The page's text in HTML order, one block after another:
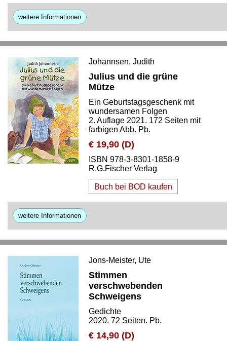
weitere Informationen
Johannsen, Judith
Julius und die grüne
Mütze
Ein Geburtstagsgeschenk mit
wundersamen Folgen
2. Auflage 2021. 172 Seiten mit
farbigen Abb. Pb.
€ 19,90 (D)
ISBN 978-3-8301-1858-9
R.G.Fischer Verlag
Buch bei BOD kaufen
weitere Informationen
Jons-Meister, Ute
Stimmen
verschwebenden
Schweigens
Gedichte
2020. 72 Seiten. Pb.
€ 14,90 (D)